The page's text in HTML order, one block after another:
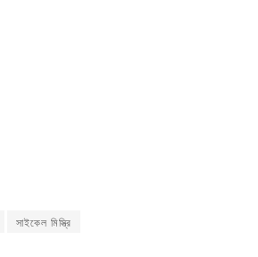
সাইকেল মিস্ত্রি